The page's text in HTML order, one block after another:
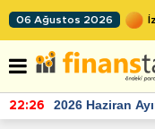
06 Ağustos 2026
22:26 2026 Haziran